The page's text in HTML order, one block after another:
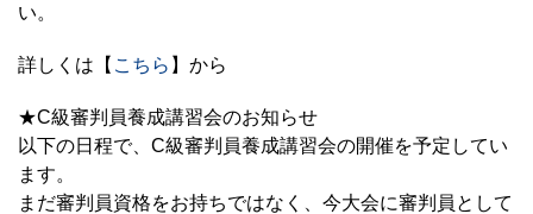
い。
詳しくは【 こちら 】から
★C級審判員養成講習会のお知らせ
以下の日程で、C級審判員養成講習会の開催を予定してい
ます。
まだ審判員資格をお持ちではなく、今大会に審判員として